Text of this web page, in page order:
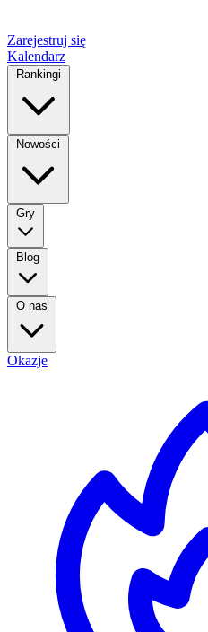
Zarejestruj się
Kalendarz
Rankingi
Nowości
Gry
Blog
O nas
Okazje